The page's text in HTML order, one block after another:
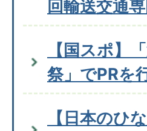
回輸送交通
【国スポ】
祭」でPRを
【日本のひ